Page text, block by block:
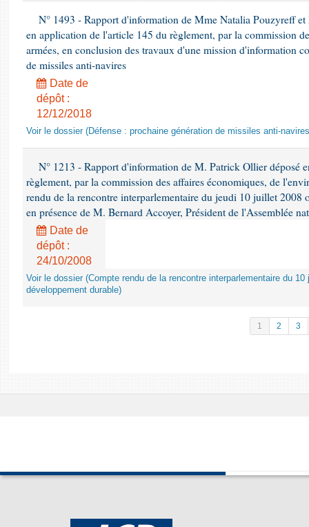
N° 1493 - Rapport d'information de Mme Natalia Pouzyreff
en application de l'article 145 du règlement, par la commission
armées, en conclusion des travaux d'une mission d'information
de missiles anti-navires
Date de
dépôt :
12/12/2018
Voir le dossier (Défense : prochaine génération de missiles anti-
N° 1213 - Rapport d'information de M. Patrick Ollier déposé
règlement, par la commission des affaires économiques, de
rendu de la rencontre interparlementaire du jeudi 10 juillet 2008
en présence de M. Bernard Accoyer, Président de l'Assemblée
Date de
dépôt :
24/10/2008
Voir le dossier (Compte rendu de la rencontre interparlementaire du
développement durable)
1 2 3